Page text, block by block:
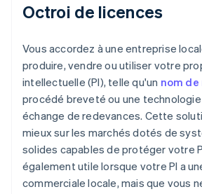
Octroi de licences
Vous accordez à une entreprise
produire, vendre ou utiliser votre
intellectuelle (PI), telle qu'un nom
procédé breveté ou une
échange de redevances. Cette
mieux sur les marchés dotés de
solides capables de protéger votre
également utile lorsque votre PI a
commerciale locale, mais que vous